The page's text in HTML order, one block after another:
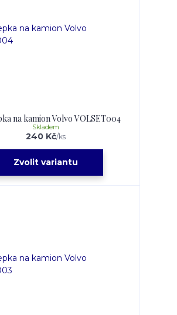
na kamion Volvo VOLSET004
240 Kč/ks
Skladem
Zvolit variantu